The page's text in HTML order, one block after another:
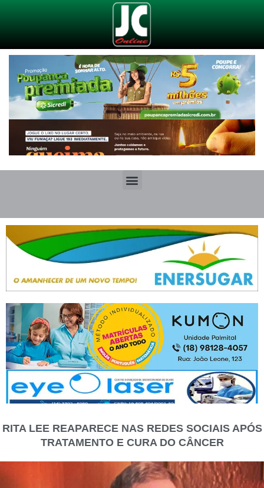
RITA LEE REAPARECE NAS REDES SOCIAIS APÓS
TRATAMENTO E CURA DO CÂNCER